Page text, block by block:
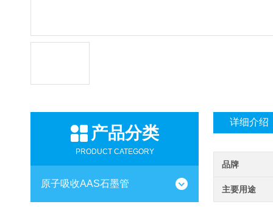
产品分类
PRODUCT CATEGORY
原子吸收AAS石墨管
详细介绍
品牌
主要用途